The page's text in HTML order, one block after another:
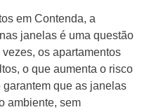
em Contenda, a
janelas é uma questão
os apartamentos
o que aumenta o risco
que as janelas
ambiente, sem